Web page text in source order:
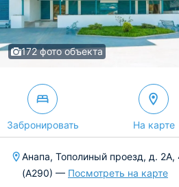
172 фото объекта
Забронировать На карте
Анапа, Тополиный проезд, д.
(А290) — Посмотреть на карте